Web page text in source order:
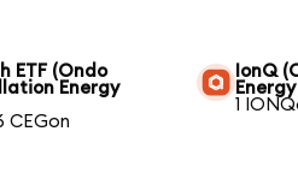
ETF (Ondo
Energy
CEGon
IonQ
1